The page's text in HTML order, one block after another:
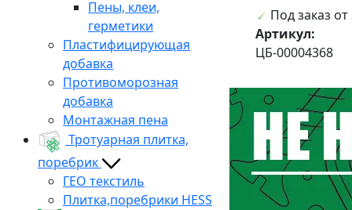
Пены, клеи,
герметики
Пластифицирующая
добавка
Противоморозная
добавка
Монтажная пена
Тротуарная плитка,
поребрик
ГЕО текстиль
Плитка,поребрики HESS
Под заказ от
Артикул:
ЦБ-00004368